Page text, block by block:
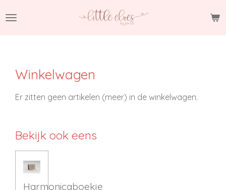
direct
Winkelwagen
Er zitten geen artikelen (meer) in de winkelwagen.
Bekijk ook eens
Harmonicaboekje